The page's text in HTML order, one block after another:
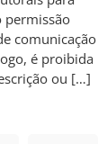
permissão
comunicação
é proibida
ou […]